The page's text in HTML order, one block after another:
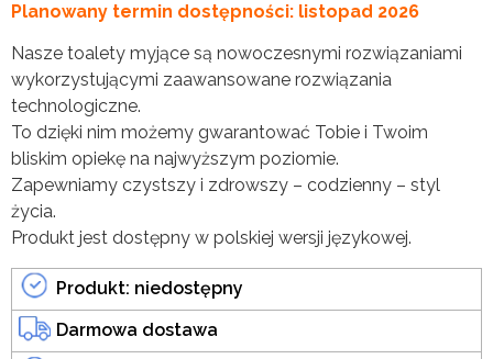
Planowany termin dostępności: listopad 2026
Nasze toalety myjące są nowoczesnymi rozwiązaniami
wykorzystującymi zaawansowane rozwiązania
technologiczne.
To dzięki nim możemy gwarantować Tobie i Twoim
bliskim opiekę na najwyższym poziomie.
Zapewniamy czystszy i zdrowszy – codzienny – styl
życia.
Produkt jest dostępny w polskiej wersji językowej.
Produkt: niedostępny
Darmowa dostawa